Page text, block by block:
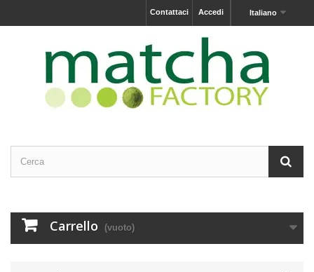
Italiano
Accedi
Contattaci
Carrello (vuoto)